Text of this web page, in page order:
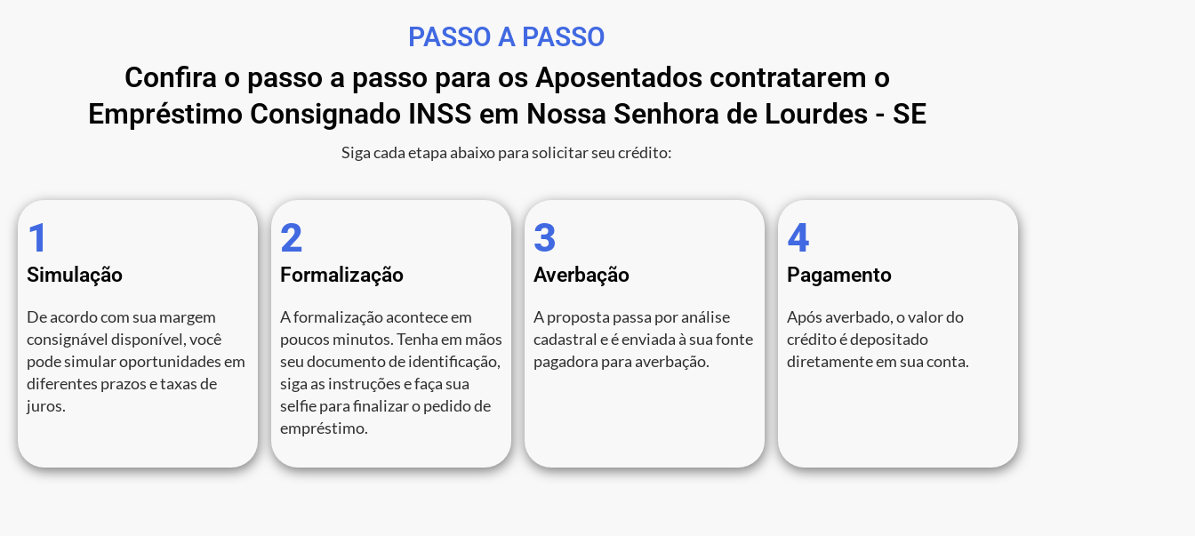
PASSO A PASSO
Confira o passo a passo para os Aposentados contratarem o
Empréstimo Consignado INSS em Nossa Senhora de Lourdes - SE
Siga cada etapa abaixo para solicitar seu crédito:
1
Simulação
De acordo com sua margem
consignável disponível, você
pode simular oportunidades em
diferentes prazos e taxas de
juros.
2
Formalização
A formalização acontece em
poucos minutos. Tenha em mãos
seu documento de identificação,
siga as instruções e faça sua
selfie para finalizar o pedido de
empréstimo.
3
Averbação
A proposta passa por análise
cadastral e é enviada à sua fonte
pagadora para averbação.
4
Pagamento
Após averbado, o valor do
crédito é depositado
diretamente em sua conta.